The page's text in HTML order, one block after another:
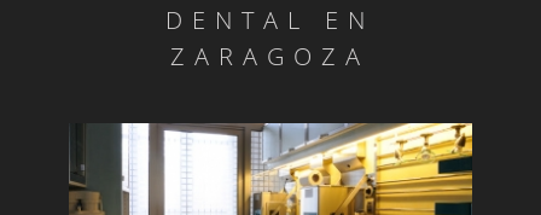
Día mundial de la salud bucodental
Endodoncia
Estomatitis
DENTAL EN
ZARAGOZA